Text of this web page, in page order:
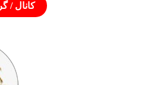
کانال /